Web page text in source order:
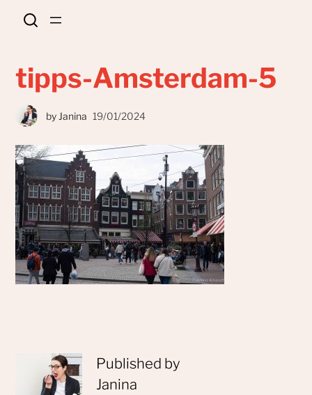
tipps-Amsterdam-5
by Janina 19/01/2024
Published by
Janina